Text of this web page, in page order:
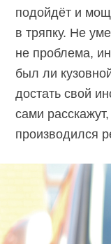
подойдёт и
в тряпку. Не
не проблема,
был ли
достать свой
сами
производился